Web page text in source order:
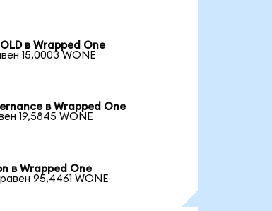
в Wrapped One
15,0003 WONE
в Wrapped One
19,5845 WONE
в Wrapped One
равен 95,4461 WONE